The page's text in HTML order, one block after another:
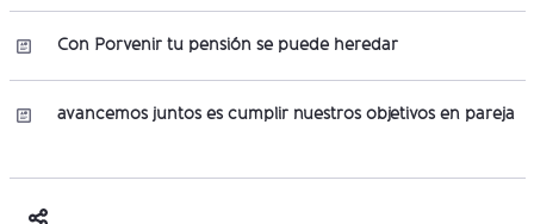
Con Porvenir tu pensión se puede heredar
avancemos juntos es cumplir nuestros objetivos en pareja